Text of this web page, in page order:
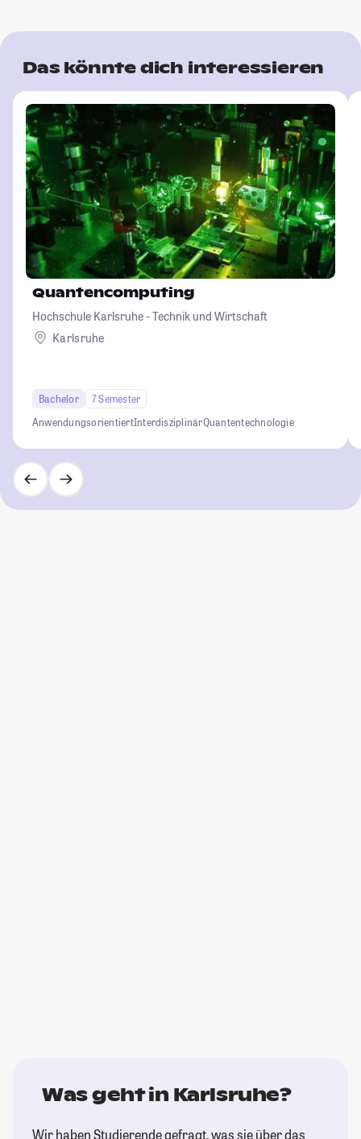
Das könnte dich interessieren
Quantencomputing
Hochschule Karlsruhe - Technik und Wirtschaft
Karlsruhe
Bachelor
7 Semester
AnwendungsorientiertInterdisziplinärQuantentechnologie
Was geht in Karlsruhe?
Wir haben Studierende gefragt, was sie über das